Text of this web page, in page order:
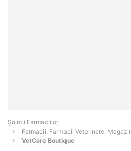
Şoimii Farmaciilor
Farmacii, Farmacii Veterinare,
VetCare Boutique